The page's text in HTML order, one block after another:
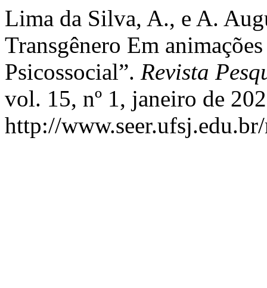
Lima da Silva, A., e A.
Transgênero Em
Psicossocial”. Revista
vol. 15, nº 1, janeiro de
http://